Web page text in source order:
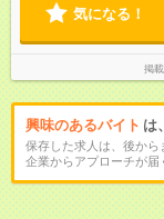
気になる！
掲
興味のあるバイト は
保存した求人は、後から
企業からアプローチが届